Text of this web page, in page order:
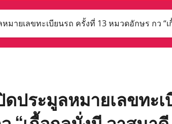
มายเลขทะเบียนรถ ครั้งที่ 13 หมวดอักษร กว “
ประมูลหมายเลขทะเ